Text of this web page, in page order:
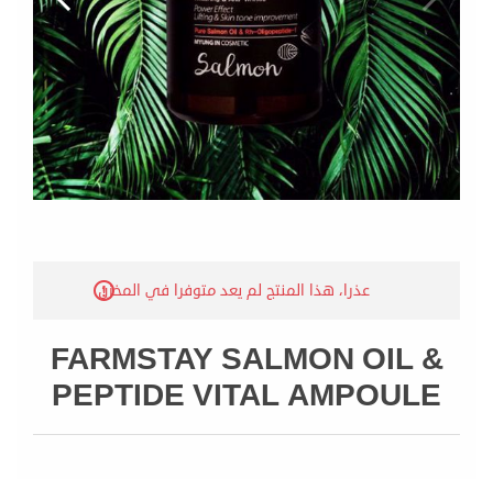
عذرا، هذا المنتج لم يعد متوفرا في المخزن
FARMSTAY SALMON OIL &
PEPTIDE VITAL AMPOULE